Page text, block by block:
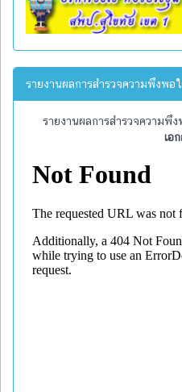
รายงานผลการสำรวจความพึงพอ
รายงานผลการสำรวจความพึ
เอ